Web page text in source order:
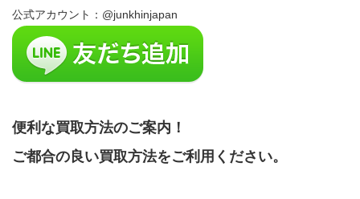
公式アカウント：@junkhinjapan
便利な買取方法のご案内！
ご都合の良い買取方法をご利用ください。